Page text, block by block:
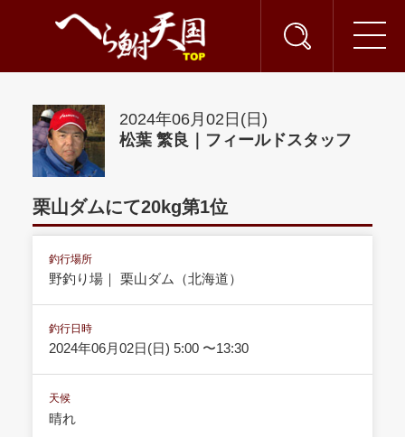
2024年06月02日(日)
松葉 繁良｜フィールドスタッフ
栗山ダムにて20kg第1位
釣行場所
野釣り場｜ 栗山ダム（北海道）
釣行日時
2024年06月02日(日) 5:00 〜13:30
天候
晴れ